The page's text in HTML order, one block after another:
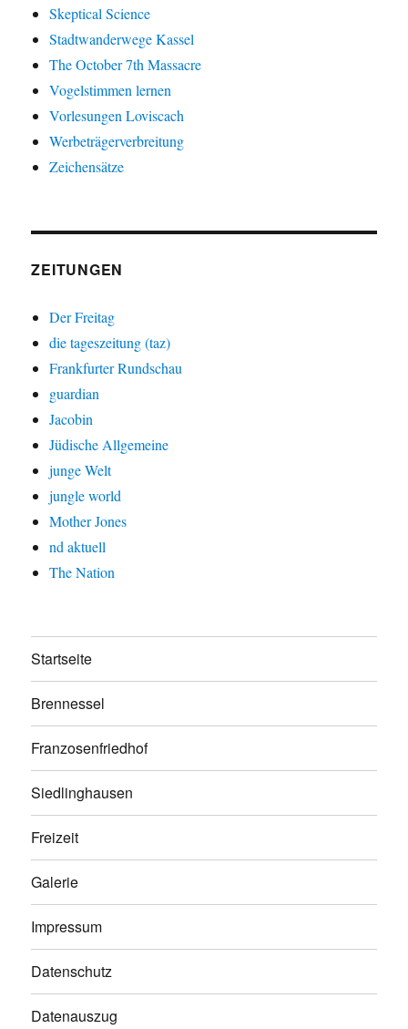
Skeptical Science
Stadtwanderwege Kassel
The October 7th Massacre
Vogelstimmen lernen
Vorlesungen Loviscach
Werbeträgerverbreitung
Zeichensätze
ZEITUNGEN
Der Freitag
die tageszeitung (taz)
Frankfurter Rundschau
guardian
Jacobin
Jüdische Allgemeine
junge Welt
jungle world
Mother Jones
nd aktuell
The Nation
Startseite
Brennessel
Franzosenfriedhof
Siedlinghausen
Freizeit
Galerie
Impressum
Datenschutz
Datenauszug